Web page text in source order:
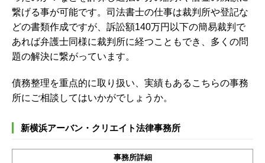
繋げる事が可能です。司法書士の仕事は裁判所や登記な
どの書類作成ですが、訴訟額140万円以下の簡易裁判で
あれば弁護士同様に裁判所に経つこともでき、多くの問
題の解決に繋がっています。
債務整理を重点的に取り扱い、実績もあるこちらの事務
所にご相談してはいかがでしょうか。
新横浜アーバン・クリエイト法律事務所
事務所詳細